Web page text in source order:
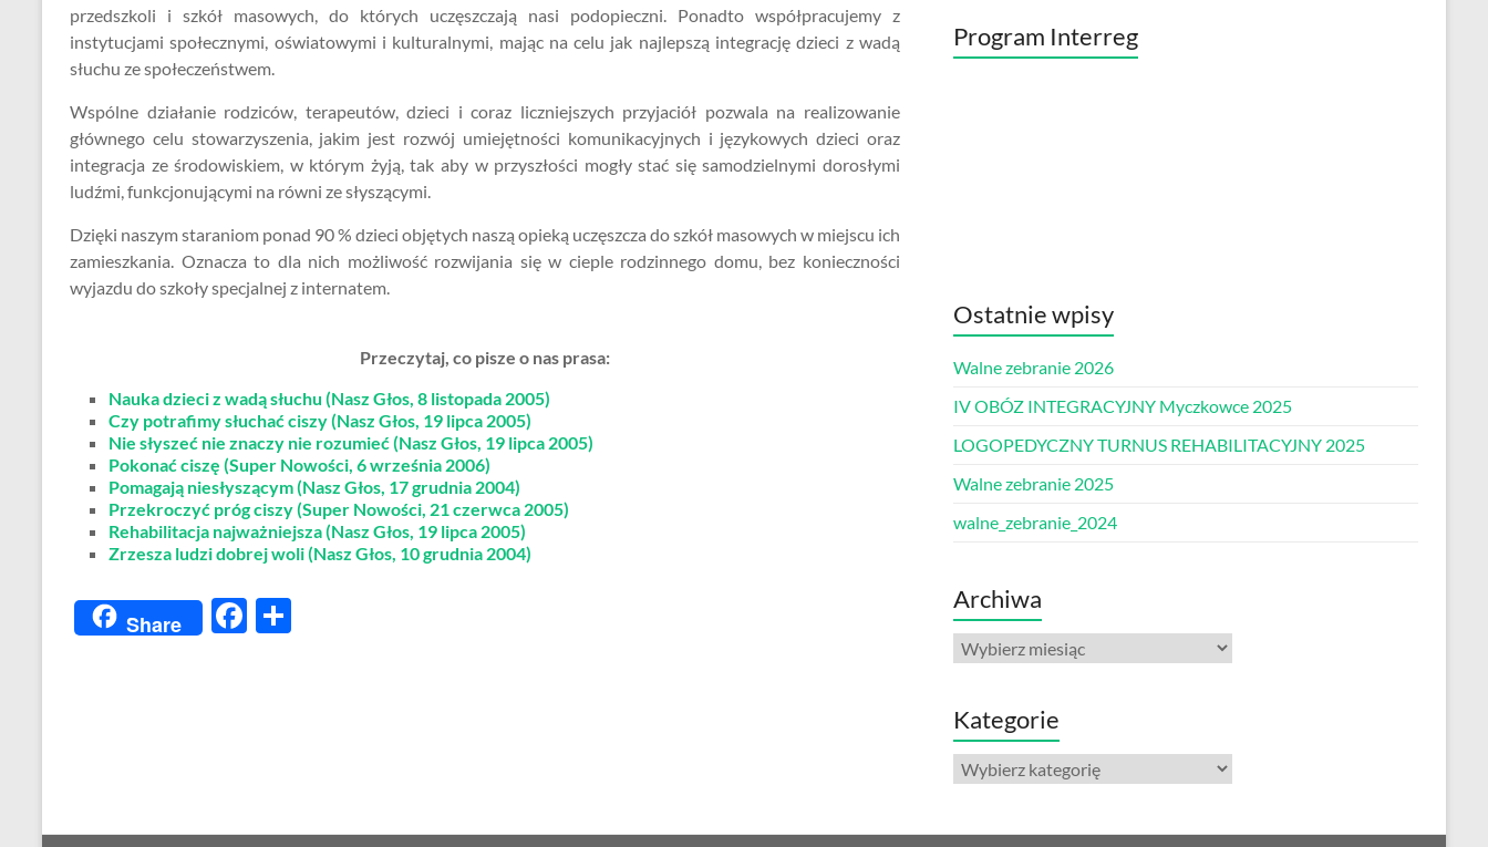
przedszkoli i szkół masowych, do których uczęszczają nasi podopieczni. Ponadto współpracujemy z
instytucjami społecznymi, oświatowymi i kulturalnymi, mając na celu jak najlepszą integrację dzieci z wadą
słuchu ze społeczeństwem.
Wspólne działanie rodziców, terapeutów, dzieci i coraz liczniejszych przyjaciół pozwala na realizowanie
głównego celu stowarzyszenia, jakim jest rozwój umiejętności komunikacyjnych i językowych dzieci oraz
integracja ze środowiskiem, w którym żyją, tak aby w przyszłości mogły stać się samodzielnymi dorosłymi
ludźmi, funkcjonującymi na równi ze słyszącymi.
Dzięki naszym staraniom ponad 90 % dzieci objętych naszą opieką uczęszcza do szkół masowych w miejscu ich
zamieszkania. Oznacza to dla nich możliwość rozwijania się w cieple rodzinnego domu, bez konieczności
wyjazdu do szkoły specjalnej z internatem.
Przeczytaj, co pisze o nas prasa:
Nauka dzieci z wadą słuchu (Nasz Głos, 8 listopada 2005)
Czy potrafimy słuchać ciszy (Nasz Głos, 19 lipca 2005)
Nie słyszeć nie znaczy nie rozumieć (Nasz Głos, 19 lipca 2005)
Pokonać ciszę (Super Nowości, 6 września 2006)
Pomagają niesłyszącym (Nasz Głos, 17 grudnia 2004)
Przekroczyć próg ciszy (Super Nowości, 21 czerwca 2005)
Rehabilitacja najważniejsza (Nasz Głos, 19 lipca 2005)
Zrzesza ludzi dobrej woli (Nasz Głos, 10 grudnia 2004)
Share
F
k
Program Interreg
Ostatnie wpisy
Walne zebranie 2026
IV OBÓZ INTEGRACYJNY Myczkowce 2025
LOGOPEDYCZNY TURNUS REHABILITACYJNY 2025
Walne zebranie 2025
walne_zebranie_2024
Archiwa
Archiwa
Kategorie
Kategorie